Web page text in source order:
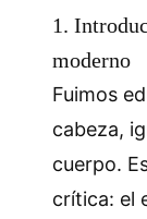
1.
moderno
Fuimos
cabeza,
cuerpo.
crítica: el